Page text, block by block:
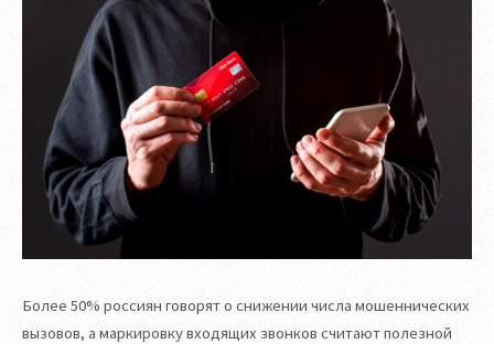
Более 50% россиян говорят о снижении числа мошеннических
вызовов, а маркировку входящих звонков считают полезной